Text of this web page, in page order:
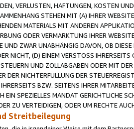
VERLUSTEN, HAFTUNGEN, KOSTEN
STEHEN MIT (A) IHRER
MATERIALS MIT ANDEREN
ODER VERMARKTUNG IHRER
UND ZWAR UNABHÄNGIG DAVON, OB
NICHT, (D) EINEM VERSTOSS IHRERSEITS
UND ZOLLABGABEN ODER MIT
DER NICHTERFÜLLUNG DER
BZW. SEITENS IHRER
EIN SPEZIELLES MANDAT GERICHTLICHE
ZU VERTEIDIGEN, ODER UM RECHTE
Streitbeilegung